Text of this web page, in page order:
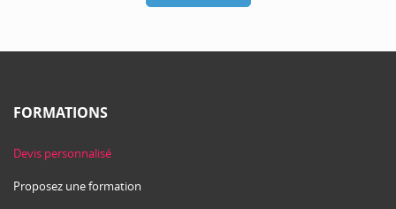
FORMATIONS
Devis personnalisé
Proposez une formation